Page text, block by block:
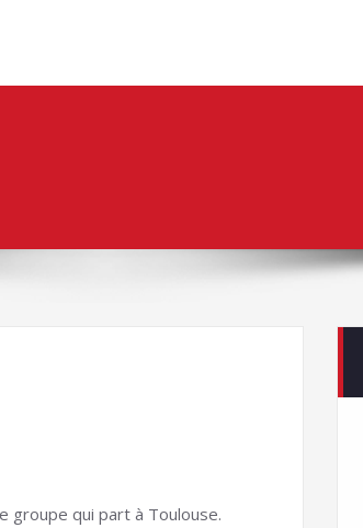
groupe qui part à Toulouse.